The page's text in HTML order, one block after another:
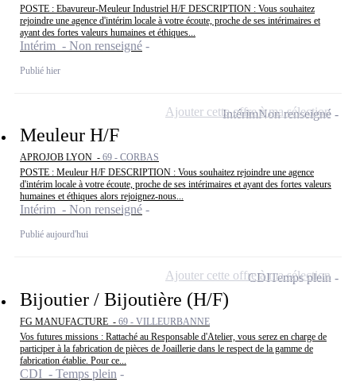
POSTE : Ebavureur-Meuleur Industriel H/F DESCRIPTION : Vous souhaitez
rejoindre une agence d'intérim locale à votre écoute, proche de ses intérimaires et
ayant des fortes valeurs humaines et éthiques...
Intérim - Non renseigné
Publié hier
Meuleur H/F
APROJOB LYON - 69 - CORBAS
POSTE : Meuleur H/F DESCRIPTION : Vous souhaitez rejoindre une agence
d'intérim locale à votre écoute, proche de ses intérimaires et ayant des fortes valeurs
humaines et éthiques alors rejoignez-nous...
Intérim - Non renseigné
Publié aujourd'hui
IntérimNon renseigné
Ajouter cette offre à ma sélection
Bijoutier / Bijoutière (H/F)
FG MANUFACTURE - 69 - VILLEURBANNE
Vos futures missions : Rattaché au Responsable d'Atelier, vous serez en charge de
participer à la fabrication de pièces de Joaillerie dans le respect de la gamme de
fabrication établie. Pour ce...
CDI - Temps plein
CDITemps plein
Ajouter cette offre à ma sélection